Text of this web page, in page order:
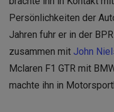
Persönlichkeiten der
Jahren fuhr er in der
zusammen mit John
Mclaren F1 GTR mit
machte ihn in